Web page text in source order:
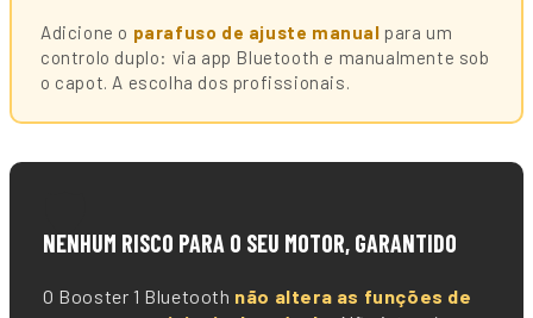
Adicione o parafuso de ajuste manual para um
controlo duplo: via app Bluetooth e manualmente sob
o capot. A escolha dos profissionais.
NENHUM RISCO PARA O SEU MOTOR, GARANTIDO
O Booster 1 Bluetooth não altera as funções de